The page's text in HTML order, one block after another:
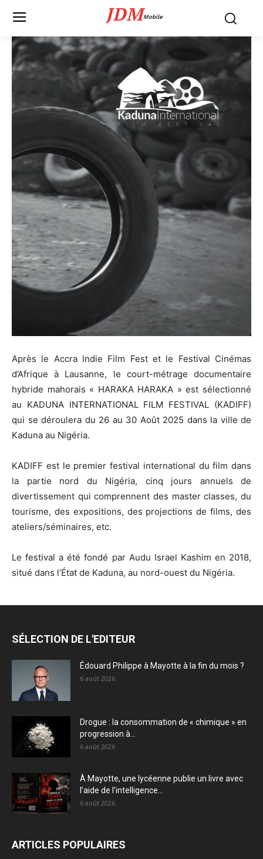
JDMMobile
Après le Accra Indie Film Fest et le Festival Cinémas
d’Afrique à Lausanne, le court-métrage documentaire
hybride mahorais « HARAKA HARAKA » est sélectionné
au KADUNA INTERNATIONAL FILM FESTIVAL (KADIFF)
qui se déroulera du 26 au 30 Août 2025 dans la ville de
Kaduna au Nigéria.
KADIFF est le premier festival international du film dans
la partie nord du Nigéria, cinq jours annuels de
divertissement qui comprennent des master classes, du
tourisme, des expositions, des projections de films, des
ateliers/séminaires, etc.
Le festival a été fondé par Audu Israel Kashim en 2018,
situé dans l’État de Kaduna, au nord-ouest du Nigéria.
SÉLECTION DE L'EDITEUR
Édouard Philippe à Mayotte à la fin du mois ?
6 août 2026
Drogue : la consommation de « chimique » en
progression à...
6 août 2026
À Mayotte, une lycéenne publie un livre avec
l’aide de l’intelligence...
6 août 2026
ARTICLES POPULAIRES